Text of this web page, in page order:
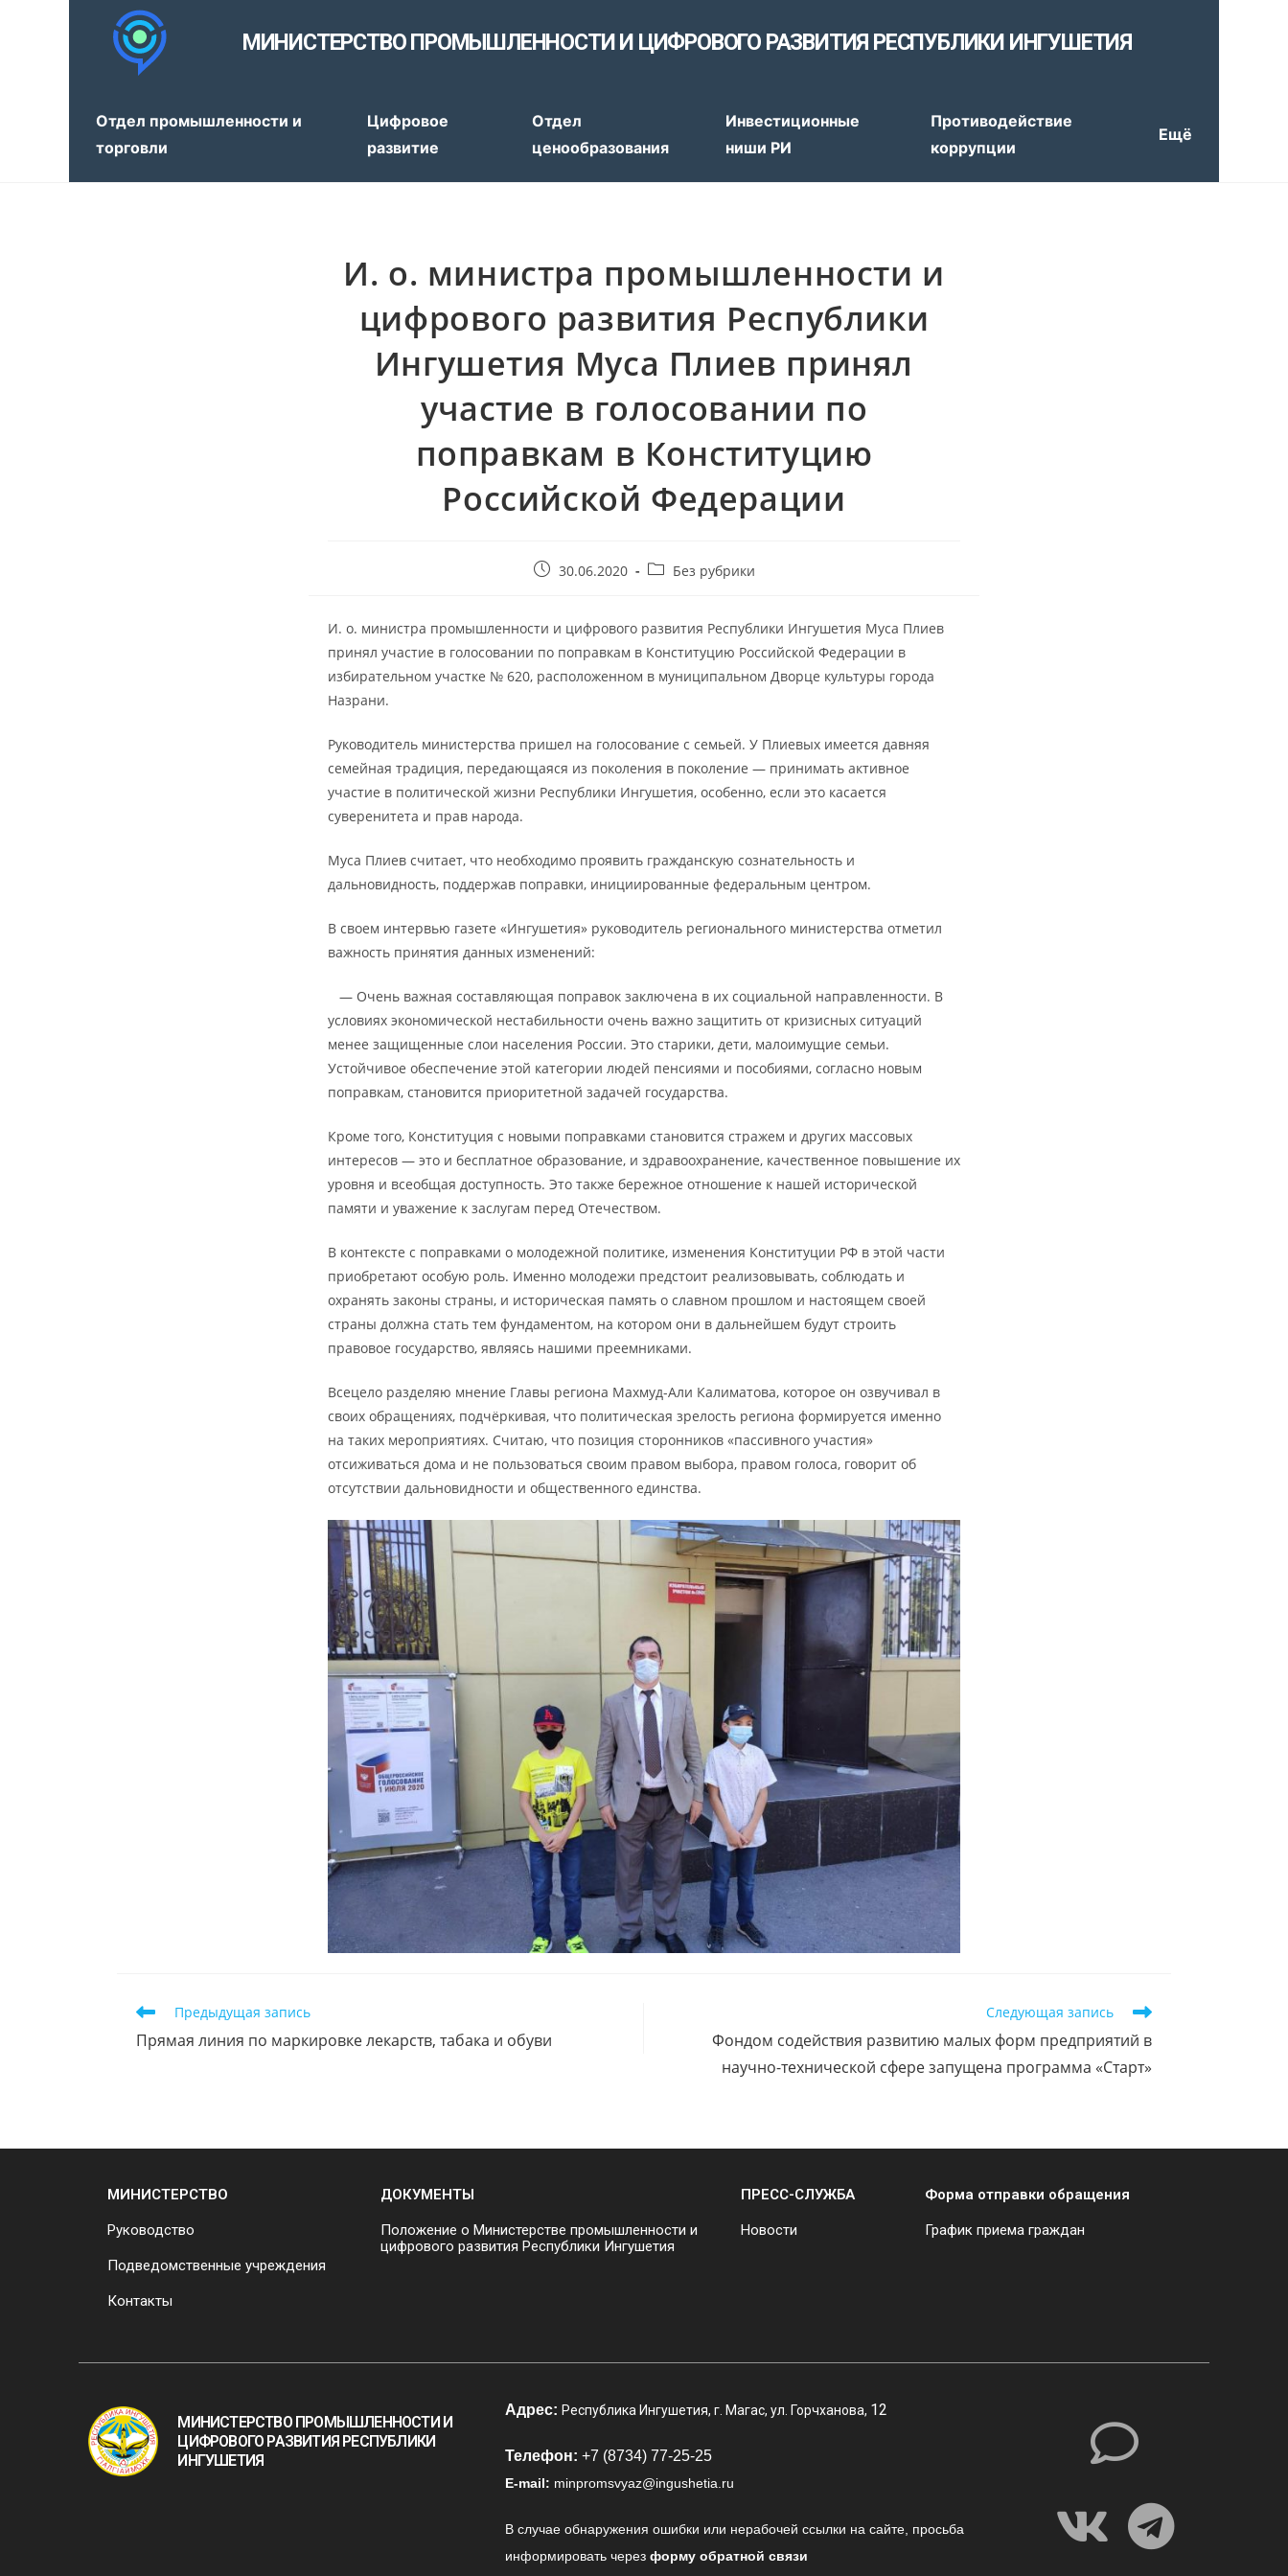
МИНИСТЕРСТВО ПРОМЫШЛЕННОСТИ И ЦИФРОВОГО РАЗВИТИЯ РЕСПУБЛИКИ ИНГУШЕТИЯ
Отдел промышленности и
торговли
Цифровое
развитие
Отдел
ценообразования
Инвестиционные
ниши РИ
Противодействие
коррупции
Ещё
И. о. министра промышленности и
цифрового развития Республики
Ингушетия Муса Плиев принял
участие в голосовании по
поправкам в Конституцию
Российской Федерации
30.06.2020 Без рубрики
И. о. министра промышленности и цифрового развития Республики Ингушетия Муса Плиев
принял участие в голосовании по поправкам в Конституцию Российской Федерации в
избирательном участке № 620, расположенном в муниципальном Дворце культуры города
Назрани.
Руководитель министерства пришел на голосование с семьей. У Плиевых имеется давняя
семейная традиция, передающаяся из поколения в поколение — принимать активное
участие в политической жизни Республики Ингушетия, особенно, если это касается
суверенитета и прав народа.
Муса Плиев считает, что необходимо проявить гражданскую сознательность и
дальновидность, поддержав поправки, инициированные федеральным центром.
В своем интервью газете «Ингушетия» руководитель регионального министерства отметил
важность принятия данных изменений:
— Очень важная составляющая поправок заключена в их социальной направленности. В
условиях экономической нестабильности очень важно защитить от кризисных ситуаций
менее защищенные слои населения России. Это старики, дети, малоимущие семьи.
Устойчивое обеспечение этой категории людей пенсиями и пособиями, согласно новым
поправкам, становится приоритетной задачей государства.
Кроме того, Конституция с новыми поправками становится стражем и других массовых
интересов — это и бесплатное образование, и здравоохранение, качественное повышение их
уровня и всеобщая доступность. Это также бережное отношение к нашей исторической
памяти и уважение к заслугам перед Отечеством.
В контексте с поправками о молодежной политике, изменения Конституции РФ в этой части
приобретают особую роль. Именно молодежи предстоит реализовывать, соблюдать и
охранять законы страны, и историческая память о славном прошлом и настоящем своей
страны должна стать тем фундаментом, на котором они в дальнейшем будут строить
правовое государство, являясь нашими преемниками.
Всецело разделяю мнение Главы региона Махмуд-Али Калиматова, которое он озвучивал в
своих обращениях, подчёркивая, что политическая зрелость региона формируется именно
на таких мероприятиях. Считаю, что позиция сторонников «пассивного участия»
отсиживаться дома и не пользоваться своим правом выбора, правом голоса, говорит об
отсутствии дальновидности и общественного единства.
Предыдущая запись
Прямая линия по маркировке лекарств, табака и обуви
Следующая запись
Фондом содействия развитию малых форм предприятий в
научно-технической сфере запущена программа «Старт»
МИНИСТЕРСТВО
Руководство
Подведомственные учреждения
Контакты
ДОКУМЕНТЫ
Положение о Министерстве промышленности и
цифрового развития Республики Ингушетия
ПРЕСС-СЛУЖБА
Новости
Форма отправки обращения
График приема граждан
МИНИСТЕРСТВО ПРОМЫШЛЕННОСТИ И
ЦИФРОВОГО РАЗВИТИЯ РЕСПУБЛИКИ
ИНГУШЕТИЯ
Адрес: Республика Ингушетия, г. Магас, ул. Горчханова, 12
Телефон: +7 (8734) 77-25-25
E-mail: minpromsvyaz@ingushetia.ru
В случае обнаружения ошибки или нерабочей ссылки на сайте, просьба
информировать через форму обратной связи